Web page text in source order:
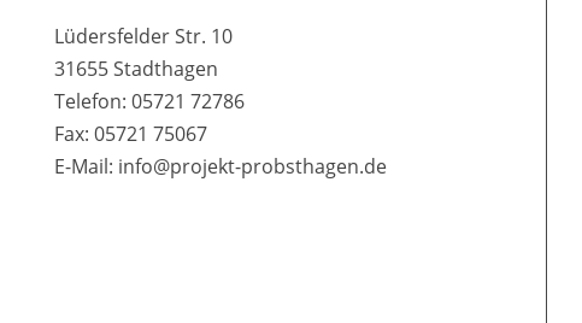
Lüdersfelder Str. 10
31655 Stadthagen
Telefon: 05721 72786
Fax: 05721 75067
E-Mail: info@projekt-probsthagen.de